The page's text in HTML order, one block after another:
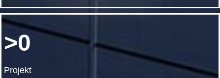
0
Projekt